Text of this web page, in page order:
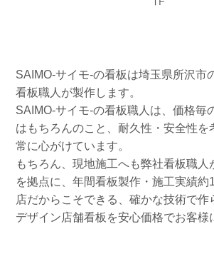
SAIMO-サイモ-の看板は埼玉県所沢市
看板職人が製作します。
SAIMO-サイモ-の看板職人は、価格毎
はもちろんのこと、耐久性・安全性を
常に心がけています。
もちろん、現地施工へも弊社看板職人
を拠点に、年間看板製作・施工実績約
店だからこそできる、確かな技術で作
デザイン店舗看板を安心価格でお客様